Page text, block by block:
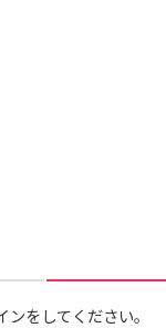
をしてください。